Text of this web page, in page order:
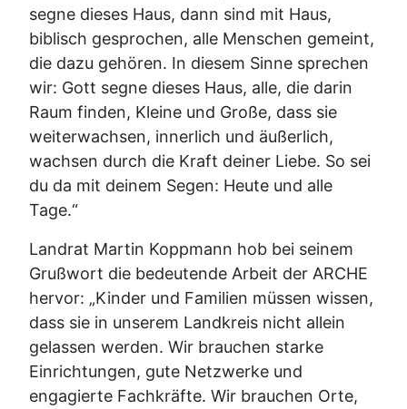
segne dieses Haus, dann sind mit Haus,
biblisch gesprochen, alle Menschen gemeint,
die dazu gehören. In diesem Sinne sprechen
wir: Gott segne dieses Haus, alle, die darin
Raum finden, Kleine und Große, dass sie
weiterwachsen, innerlich und äußerlich,
wachsen durch die Kraft deiner Liebe. So sei
du da mit deinem Segen: Heute und alle
Tage.“
Landrat Martin Koppmann hob bei seinem
Grußwort die bedeutende Arbeit der ARCHE
hervor: „Kinder und Familien müssen wissen,
dass sie in unserem Landkreis nicht allein
gelassen werden. Wir brauchen starke
Einrichtungen, gute Netzwerke und
engagierte Fachkräfte. Wir brauchen Orte,